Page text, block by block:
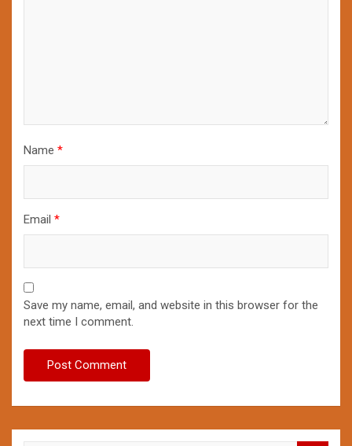
Name *
Email *
Save my name, email, and website in this browser for the
next time I comment.